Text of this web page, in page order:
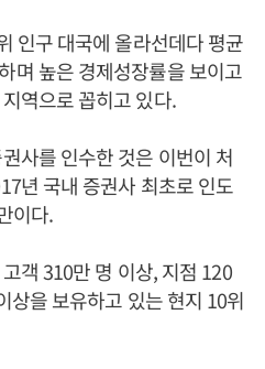
인구 대국에 올라선데다 평균
며 높은 경제성장률을 보이고
역으로 꼽히고 있다.
사를 인수한 것은 이번이 처
년 국내 증권사 최초로 인도
이다.
객 310만 명 이상, 지점 120
상을 보유하고 있는 현지 10위